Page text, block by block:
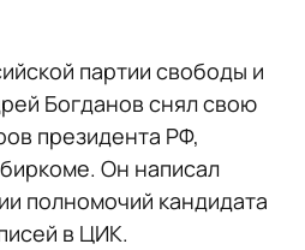
партии свободы и
Богданов снял свою
президента РФ,
Он написал
полномочий кандидата
в ЦИК.